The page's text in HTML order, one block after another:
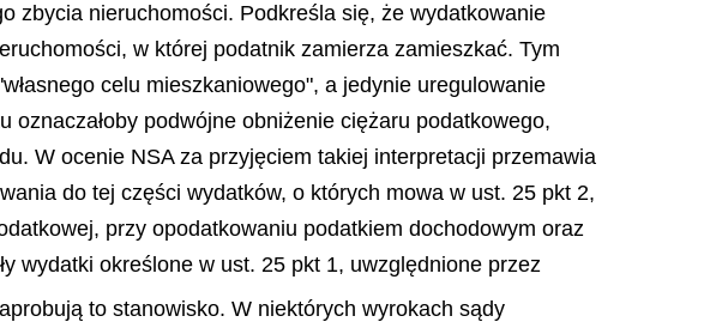
zbycia nieruchomości. Podkreśla się, że wydatkowanie
w której podatnik zamierza zamieszkać. Tym
celu mieszkaniowego", a jedynie uregulowanie
podwójne obniżenie ciężaru podatkowego,
W ocenie NSA za przyjęciem takiej interpretacji przemawia
do tej części wydatków, o których mowa w ust. 25 pkt 2,
przy opodatkowaniu podatkiem dochodowym oraz
wydatki określone w ust. 25 pkt 1, uwzględnione przez
to stanowisko. W niektórych wyrokach sądy